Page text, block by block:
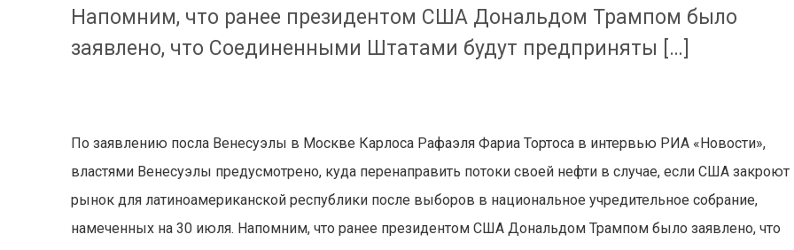
Напомним, что ранее президентом США Дональдом Трампом было
заявлено, что Соединенными Штатами будут предприняты […]
По заявлению посла Венесуэлы в Москве Карлоса Рафаэля Фариа Тортоса в интервью РИА «Новости»,
властями Венесуэлы предусмотрено, куда перенаправить потоки своей нефти в случае, если США закроют
рынок для латиноамериканской республики после выборов в национальное учредительное собрание,
намеченных на 30 июля. Напомним, что ранее президентом США Дональдом Трампом было заявлено, что